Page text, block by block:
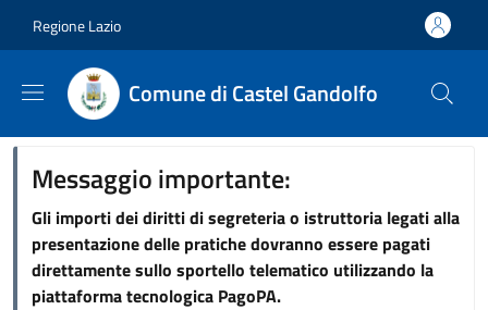
Regione Lazio
Comune di Castel Gandolfo
Messaggio importante:
Gli importi dei diritti di segreteria o istruttoria legati alla
presentazione delle pratiche dovranno essere pagati
direttamente sullo sportello telematico utilizzando la
piattaforma tecnologica PagoPA.